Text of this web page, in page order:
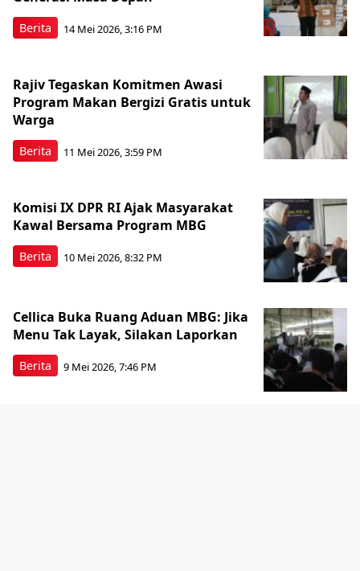
Berita 14 Mei 2026, 3:16 PM
Berita
Rajiv Tegaskan Komitmen Awasi
Program Makan Bergizi Gratis untuk
Warga
11 Mei 2026, 3:59 PM
Berita
Komisi IX DPR RI Ajak Masyarakat
Kawal Bersama Program MBG
10 Mei 2026, 8:32 PM
Berita
Cellica Buka Ruang Aduan MBG: Jika
Menu Tak Layak, Silakan Laporkan
9 Mei 2026, 7:46 PM